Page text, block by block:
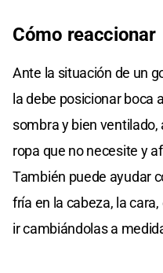
Cómo reaccionar
Ante la situación de un
la debe posicionar boca
sombra y bien
ropa que no necesite y
También puede ayudar
fría en la cabeza, la
ir cambiándolas a